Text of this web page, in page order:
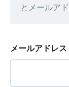
とメールア
メールアドレス